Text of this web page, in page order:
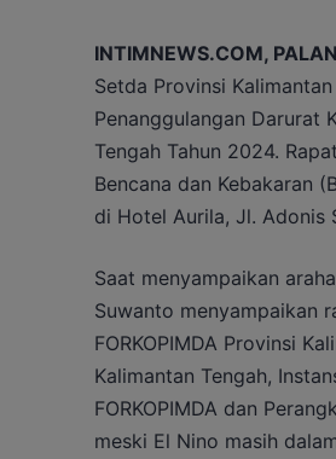
INTIMNEWS.COM,
Setda Provinsi
Penanggulangan Darurat
Tengah Tahun 2024.
Bencana dan Kebakaran
di Hotel Aurila, Jl. Adonis
Saat menyampaikan
Suwanto menyampaikan
FORKOPIMDA Provinsi
Kalimantan Tengah,
FORKOPIMDA dan
meski El Nino masih